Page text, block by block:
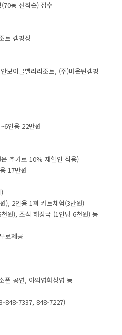
동 선착순) 접수
트 캠핑장
보이글밸리리조트, (주)마운틴캠핑
인용 22만원
추가로 10% 재할인 적용)
17만원
), 2인용 1회 카트체험(3만원)
원), 조식 해장국 (1인당 6천원) 등
료제공
폰 공연, 야외영화상영 등
848-7337, 848-7227)